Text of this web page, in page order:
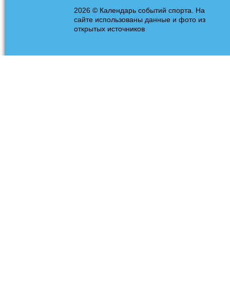
2026 © Календарь событий спорта. На
сайте использованы данные и фото из
открытых источников